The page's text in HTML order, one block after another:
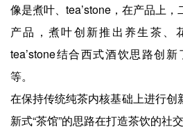
像是煮叶、tea’stone，在产品上
产品，煮叶创新推出养生茶、
tea’stone结合西式酒饮思路创新
等。
在保持传统纯茶内核基础上进行创
新式“茶馆”的思路在打造茶饮的社